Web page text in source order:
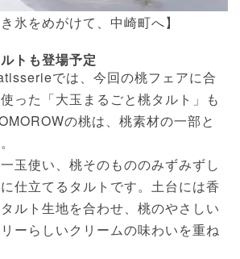
氷をめがけて、中崎町へ】
トも登場予定
では、今回の桃フェアに合
った「大玉まるごと桃タルト」も
の桃は、桃素材の一部と
玉使い、桃そのもののみずみずし
仕立てるタルトです。土台には香
ルト生地を合わせ、桃のやさしい
ーらしいクリームの味わいを重ね